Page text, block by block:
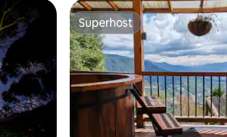
Superhost
Superhost